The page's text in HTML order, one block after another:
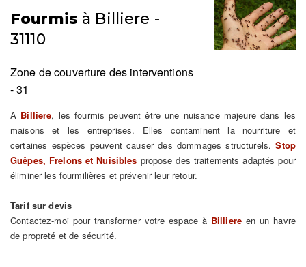
Fourmis à Billiere -
31110
Zone de couverture des interventions
- 31
À Billiere, les fourmis peuvent être une nuisance majeure dans les
maisons et les entreprises. Elles contaminent la nourriture et
certaines espèces peuvent causer des dommages structurels.Stop
Guêpes, Frelons et Nuisibles propose des traitements adaptés pour
éliminer les fourmilières et prévenir leur retour.
Tarif sur devis
Contactez-moi pour transformer votre espace à Billiere en un havre
de propreté et de sécurité.